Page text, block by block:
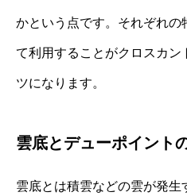
かという点です。それぞれの
て利用することがクロスカン
ツになります。
雲底とデューポイント
雲底とは積雲などの雲が発